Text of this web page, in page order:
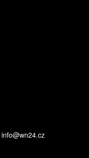
info@wn24.cz